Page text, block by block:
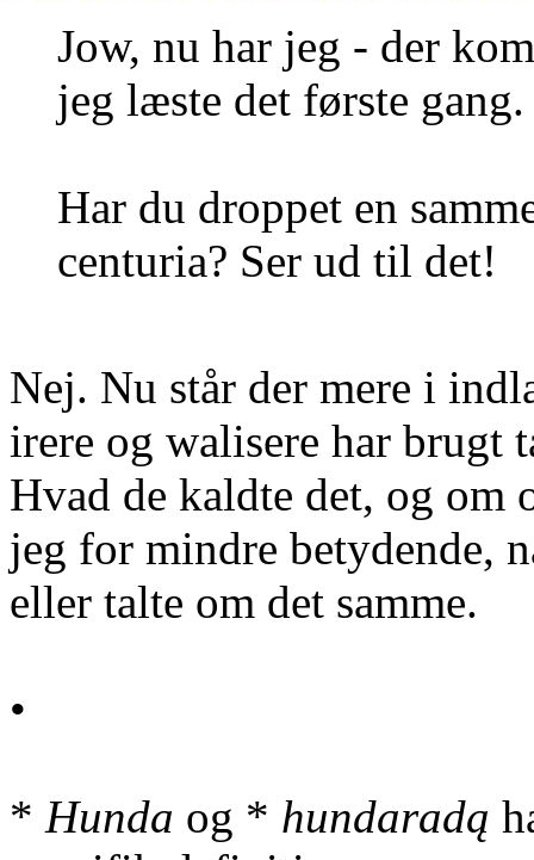
Jow, nu har jeg - der
jeg læste det første
Har du droppet en
centuria? Ser ud til det!
Nej. Nu står der mere i
irere og walisere har brugt
Hvad de kaldte det, og om
jeg for mindre betydende,
eller talte om det samme.
•
* Hunda og * hundaradą